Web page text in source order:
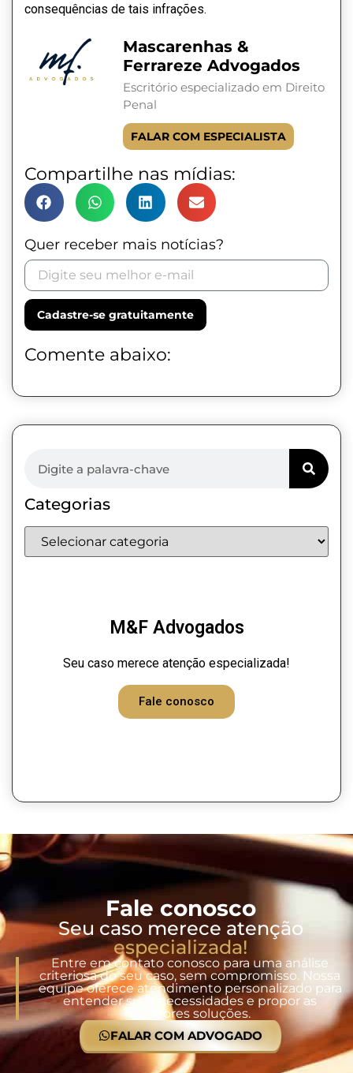
consequências de tais infrações.
Mascarenhas &
Ferrareze Advogados
Escritório especializado em Direito
Penal
FALAR COM ESPECIALISTA
Compartilhe nas mídias:
Quer receber mais notícias?
Cadastre-se gratuitamente
Comente abaixo:
Categorias
M&F Advogados
Seu caso merece atenção especializada!
Fale conosco
Fale conosco
Seu caso merece atenção
especializada!
Entre em contato conosco para uma análise
criteriosa do seu caso, sem compromisso. Nossa
equipe oferece atendimento personalizado para
entender suas necessidades e propor as
melhores soluções.
FALAR COM ADVOGADO